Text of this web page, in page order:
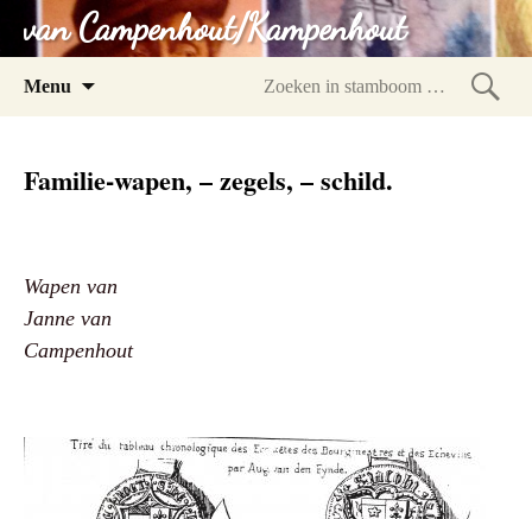
van Campenhout/Kampenhout
Menu
Familie-wapen, – zegels, – schild.
Wapen van
Janne van
Campenhout